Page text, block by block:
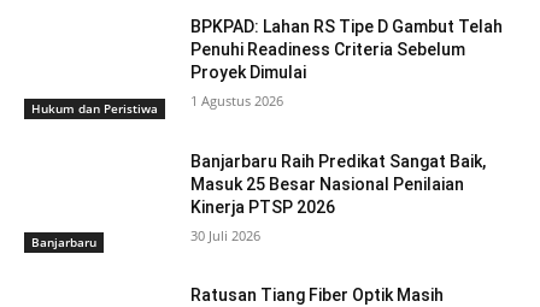
Hukum dan Peristiwa
BPKPAD: Lahan RS Tipe D Gambut Telah
Penuhi Readiness Criteria Sebelum
Proyek Dimulai
1 Agustus 2026
Banjarbaru
Banjarbaru Raih Predikat Sangat Baik,
Masuk 25 Besar Nasional Penilaian
Kinerja PTSP 2026
30 Juli 2026
Ratusan Tiang Fiber Optik Masih